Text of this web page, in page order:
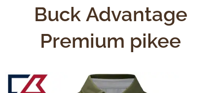
Buck Advantage
Premium pikee